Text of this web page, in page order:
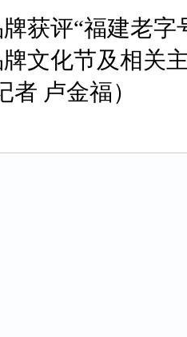
获评“福建老
文化节及相关
者 卢金福）